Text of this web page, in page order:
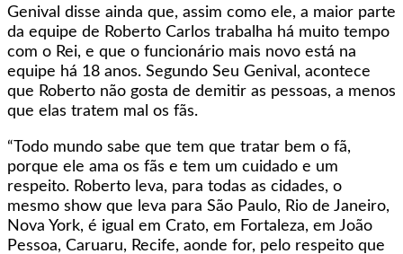
Genival disse ainda que, assim como ele, a maior parte
da equipe de Roberto Carlos trabalha há muito tempo
com o Rei, e que o funcionário mais novo está na
equipe há 18 anos. Segundo Seu Genival, acontece
que Roberto não gosta de demitir as pessoas, a menos
que elas tratem mal os fãs.
“Todo mundo sabe que tem que tratar bem o fã,
porque ele ama os fãs e tem um cuidado e um
respeito. Roberto leva, para todas as cidades, o
mesmo show que leva para São Paulo, Rio de Janeiro,
Nova York, é igual em Crato, em Fortaleza, em João
Pessoa, Caruaru, Recife, aonde for, pelo respeito que